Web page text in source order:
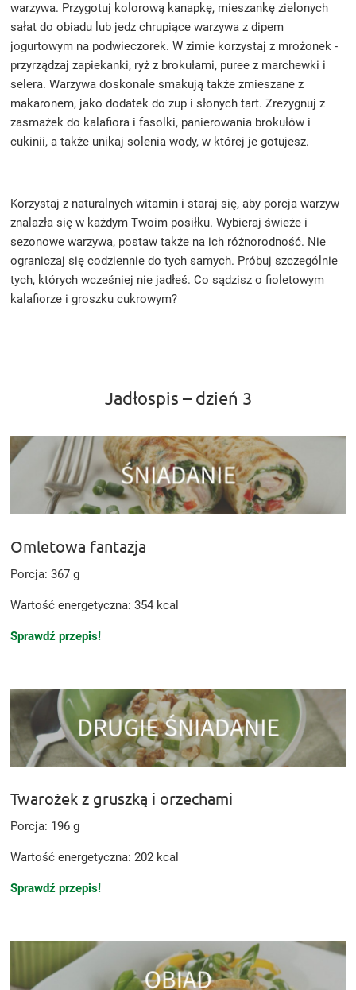
warzywa. Przygotuj kolorową kanapkę, mieszankę zielonych
sałat do obiadu lub jedz chrupiące warzywa z dipem
jogurtowym na podwieczorek. W zimie korzystaj z mrożonek -
przyrządzaj zapiekanki, ryż z brokułami, puree z marchewki i
selera. Warzywa doskonale smakują także zmieszane z
makaronem, jako dodatek do zup i słonych tart. Zrezygnuj z
zasmażek do kalafiora i fasolki, panierowania brokułów i
cukinii, a także unikaj solenia wody, w której je gotujesz.
Korzystaj z naturalnych witamin i staraj się, aby porcja warzyw
znalazła się w każdym Twoim posiłku. Wybieraj świeże i
sezonowe warzywa, postaw także na ich różnorodność. Nie
ograniczaj się codziennie do tych samych. Próbuj szczególnie
tych, których wcześniej nie jadłeś. Co sądzisz o fioletowym
kalafiorze i groszku cukrowym?
Jadłospis – dzień 3
Omletowa fantazja
Porcja: 367 g
Wartość energetyczna: 354 kcal
Sprawdź przepis!
Twarożek z gruszką i orzechami
Porcja: 196 g
Wartość energetyczna: 202 kcal
Sprawdź przepis!